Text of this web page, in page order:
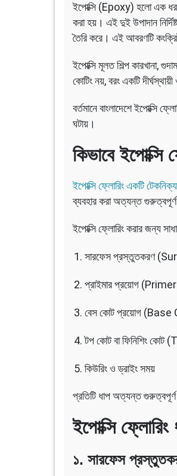
ইপোক্সি (Epoxy) হলো এক
করা হয়। এই দুই উপাদান
তৈরি করে। এই আবরণটি
ইপোক্সি মূলত শিল্প কারখানা,
কোটিং নয়, বরং একটি
বর্তমানে বাংলাদেশে ইপোক্সি
ঘটায়।
কিভাবে
ইপোক্সি ফ্লোরিং একটি
ব্যবহার করা অত্যন্ত
ইপোক্সি ফ্লোরিং করার জন্য
সারফেস প্রস্তুতকরণ
প্রাইমার প্রয়োগ
বেস কোট প্রয়োগ
টপ কোট বা ফিনিশিং
কিউরিং ও ড্রাইং সময়
প্রতিটি ধাপ অত্যন্ত
ইপোক্সি
১. সারফেস